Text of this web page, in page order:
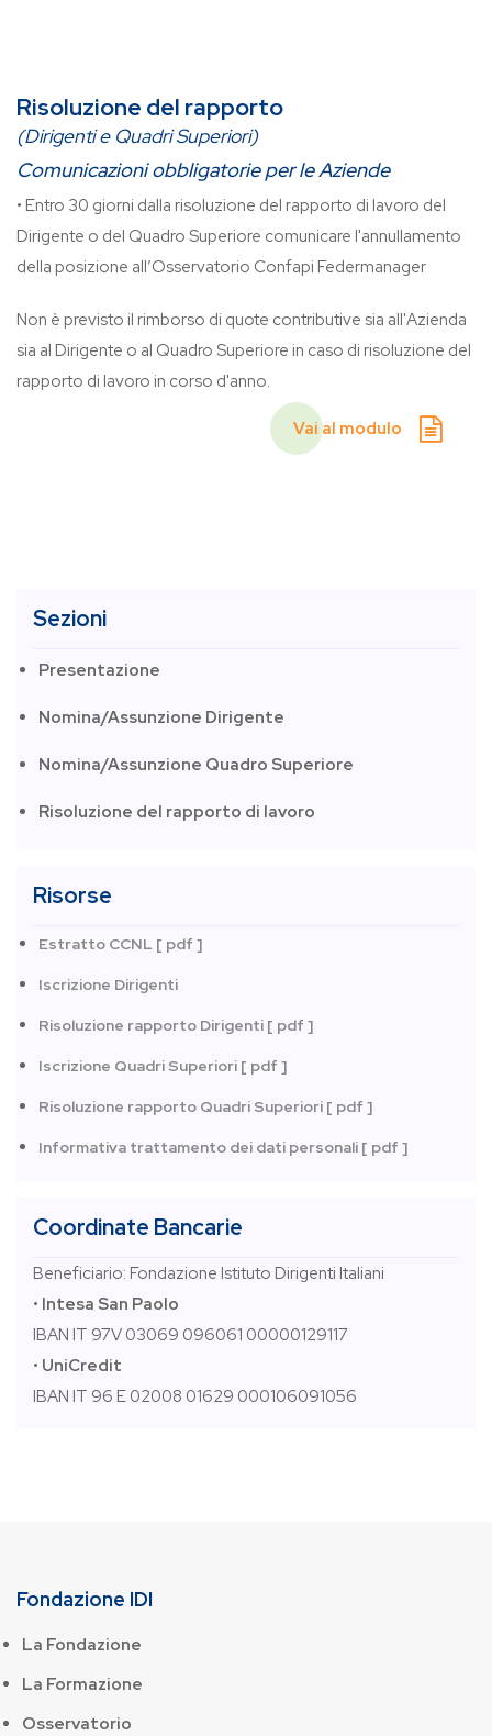
Risoluzione del rapporto
(Dirigenti e Quadri Superiori)
Comunicazioni obbligatorie per le Aziende
• Entro 30 giorni dalla risoluzione del rapporto di lavoro del
Dirigente o del Quadro Superiore comunicare l'annullamento
della posizione all’Osservatorio Confapi Federmanager
Non è previsto il rimborso di quote contributive sia all'Azienda
sia al Dirigente o al Quadro Superiore in caso di risoluzione del
rapporto di lavoro in corso d'anno.
Vai al modulo
Sezioni
Presentazione
Nomina/Assunzione Dirigente
Nomina/Assunzione Quadro Superiore
Risoluzione del rapporto di lavoro
Risorse
Estratto CCNL [ pdf ]
Iscrizione Dirigenti
Risoluzione rapporto Dirigenti [ pdf ]
Iscrizione Quadri Superiori [ pdf ]
Risoluzione rapporto Quadri Superiori [ pdf ]
Informativa trattamento dei dati personali [ pdf ]
Coordinate Bancarie
Beneficiario: Fondazione Istituto Dirigenti Italiani
• Intesa San Paolo
IBAN IT 97V 03069 096061 00000129117
• UniCredit
IBAN IT 96 E 02008 01629 000106091056
Fondazione IDI
La Fondazione
La Formazione
Osservatorio